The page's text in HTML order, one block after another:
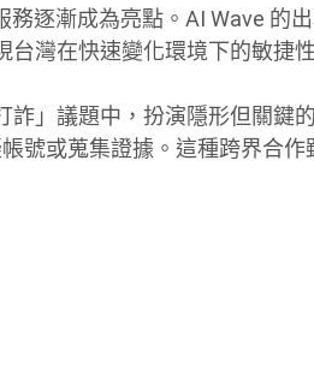
務逐漸成為亮點。AI Wave 的
灣在快速變化環境下的敏捷性
詐」議題中，扮演隱形但關鍵
號或蒐集證據。這種跨界合